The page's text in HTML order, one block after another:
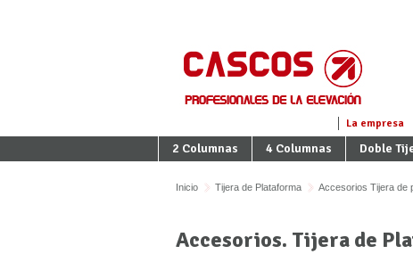
La empresa
2 Columnas 4 Columnas Doble
Inicio Tijera de Plataforma Accesorios Tijera de
Accesorios. Tijera de